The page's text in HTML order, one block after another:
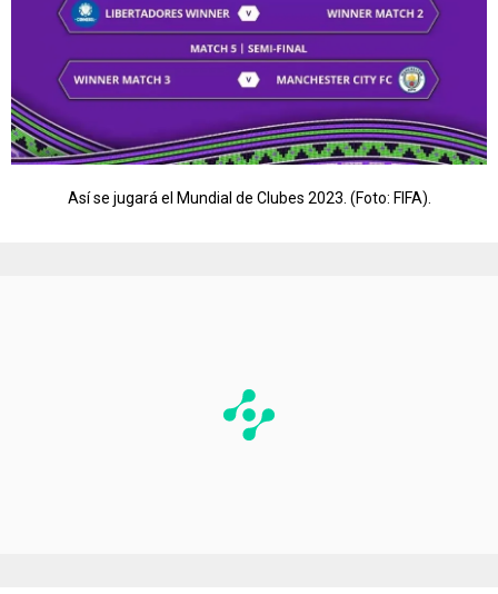
Así se jugará el Mundial de Clubes 2023. (Foto: FIFA).